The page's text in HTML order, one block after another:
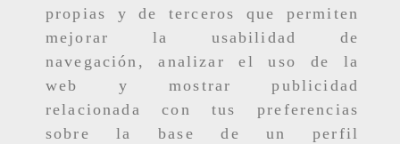
propias y de terceros que permiten
mejorar la usabilidad de
navegación, analizar el uso de la
web y mostrar publicidad
relacionada con tus preferencias
sobre la base de un perfil